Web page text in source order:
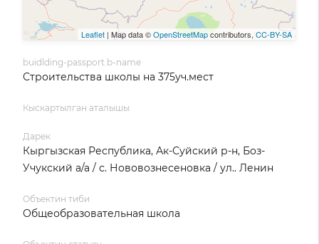
Leaflet | Map data ©OpenStreetMapcontributors, CC-BY-SA
buidlding-passport.b-name
Строительства школы на 375уч.мест
Кыскартылган аталышы
Дарек
Кыргызская Республика, Ак-Суйский р-н, Боз-
Учукский а/а / с. Нововознесеновка / ул.. Ленин
Объектин тиби
Общеобразовательная школа